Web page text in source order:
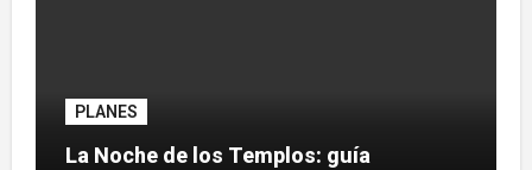
PLANES
La Noche de los Templos: guía